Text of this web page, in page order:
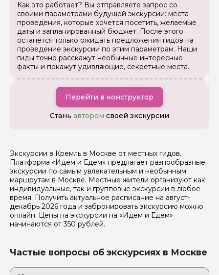
Как это работает? Вы отправляете запрос со
своими параметрами будущей экскурсии: места
проведения, которые хочется посетить, желаемые
даты и запланированный бюджет. После этого
останется только ожидать предложения гидов на
проведение экскурсии по этим параметрам. Наши
гиды точно расскажут необычные интересные
факты и покажут удивляющие, секретные места.
Перейти в конструктор
Стань автором своей экскурсии
Экскурсии в Кремль в Москве от местных гидов.
Платформа «Идем и Едем» предлагает разнообразные
экскурсии по самым увлекательным и необычным
маршрутам в Москве. Местные жители организуют как
индивидуальные, так и групповые экскурсии в любое
время. Получить актуальное расписание на август-
декабрь 2026 года и забронировать экскурсию можно
онлайн. Цены на экскурсии на «Идем и Едем»
начинаются от 350 рублей.
Частые вопросы об экскурсиях в Москве
Задайте свой вопрос гиду
Как вас зовут
Ваша электронная почта
Вопросы и комментарии